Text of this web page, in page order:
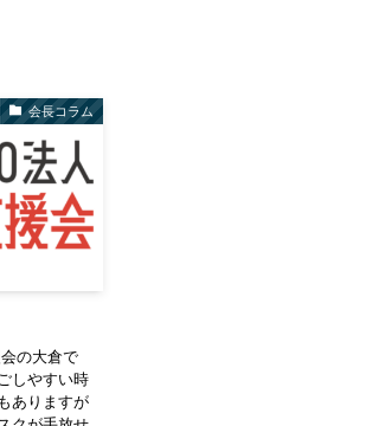
会長コラム
の大倉で
しやすい時
ありますが